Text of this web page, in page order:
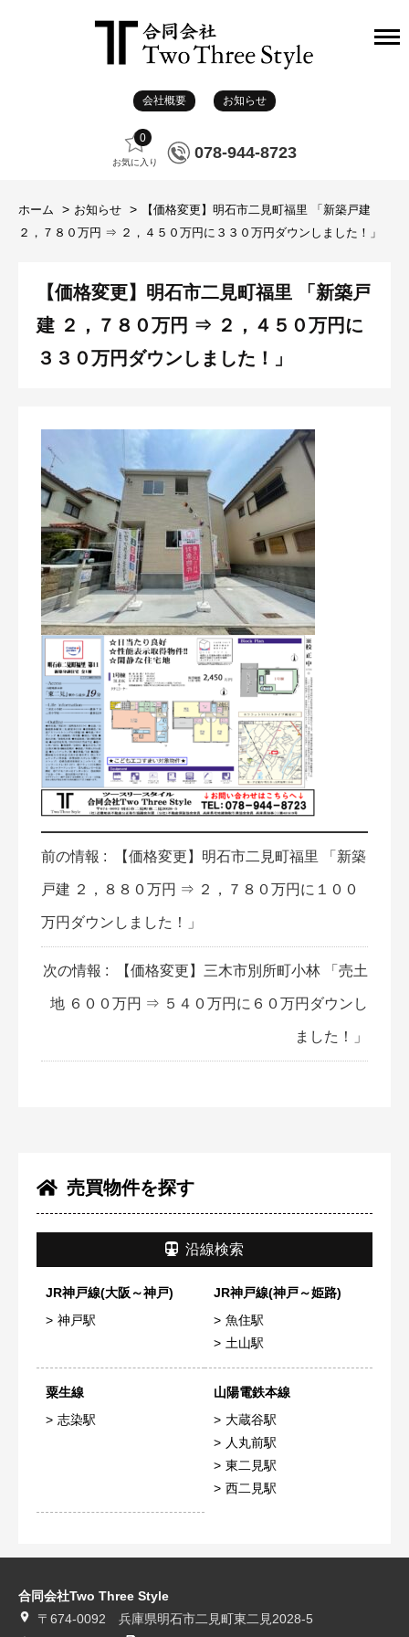
会社概要 お知らせ
0
お気に入り
078-944-8723
ホーム お知らせ
【価格変更】明石市二見町福里 「新築戸建
２，７８０万円 ⇒ ２，４５０万円に３３０万円ダウンしました！」
売買物件を探す
沿線検索
JR神戸線(大阪～神戸)
神戸駅
JR神戸線(神戸～姫路)
魚住駅
土山駅
粟生線
志染駅
山陽電鉄本線
大蔵谷駅
人丸前駅
東二見駅
西二見駅
【価格変更】明石市二見町福里 「新築戸
建 ２，７８０万円 ⇒ ２，４５０万円に
３３０万円ダウンしました！」
前の情報 : 【価格変更】明石市二見町福里 「新築
戸建 ２，８８０万円 ⇒ ２，７８０万円に１００
万円ダウンしました！」
次の情報 : 【価格変更】三木市別所町小林 「売土
地 ６００万円 ⇒ ５４０万円に６０万円ダウンし
ました！」
合同会社Two Three Style
〒674-0092 兵庫県明石市二見町東二見2028-5